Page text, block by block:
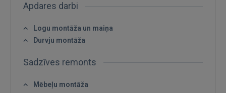
Ienākt
Apdares darbi
Logu montāža un maiņa
Durvju montāža
Sadzīves remonts
Mēbeļu montāža